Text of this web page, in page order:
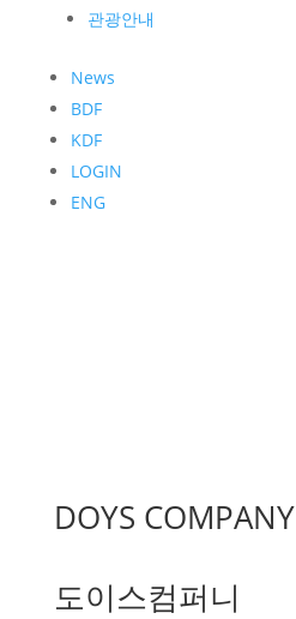
관광안내
News
BDF
KDF
LOGIN
ENG
DOYS COMPANY
도이스컴퍼니